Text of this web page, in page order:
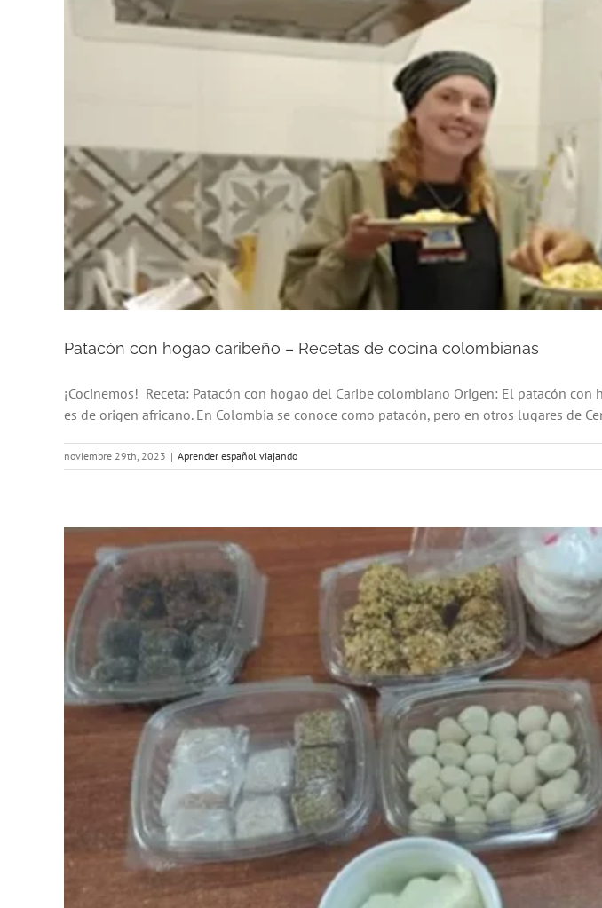
Patacón con hogao caribeño – Recetas de cocina colombianas
¡Cocinemos! Receta: Patacón con hogao del Caribe colombiano Origen: El patacón
es de origen africano. En Colombia se conoce como patacón, pero en otros lugares de
noviembre 29th, 2023 | Aprender español viajando